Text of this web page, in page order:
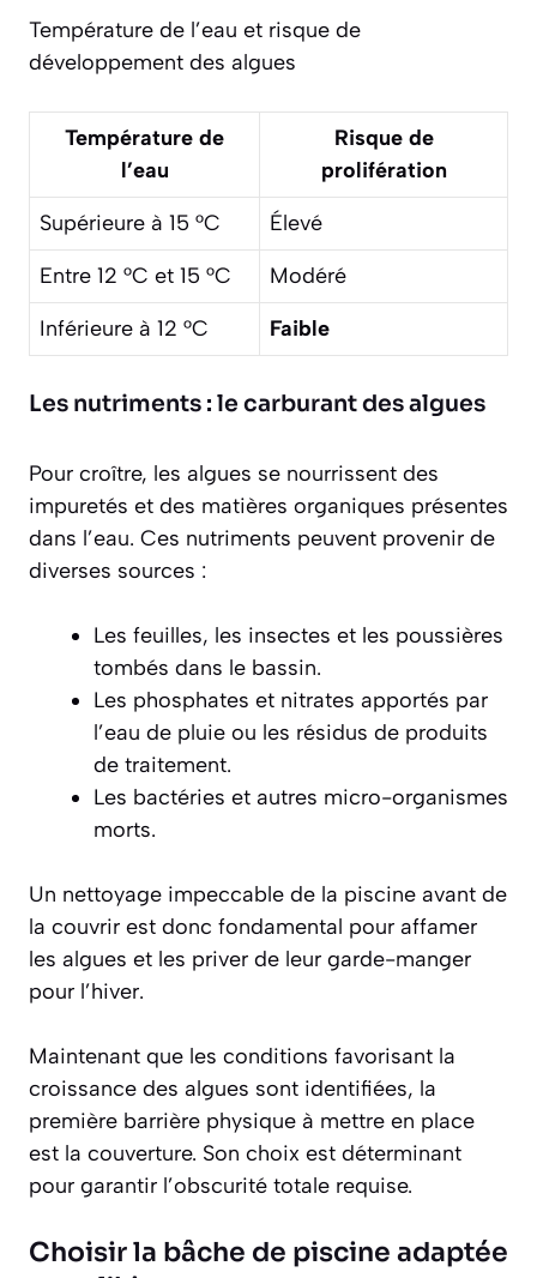
Température de l’eau et risque de
développement des algues
Température de
l’eau
Risque de
prolifération
Supérieure à 15 °C
Élevé
Entre 12 °C et 15 °C
Modéré
Inférieure à 12 °C
Faible
Les nutriments : le carburant des algues
Pour croître, les algues se nourrissent des
impuretés et des matières organiques présentes
dans l’eau. Ces nutriments peuvent provenir de
diverses sources :
Les feuilles, les insectes et les poussières
tombés dans le bassin.
Les phosphates et nitrates apportés par
l’eau de pluie ou les résidus de produits
de traitement.
Les bactéries et autres micro-organismes
morts.
Un nettoyage impeccable de la piscine avant de
la couvrir est donc fondamental pour affamer
les algues et les priver de leur garde-manger
pour l’hiver.
Maintenant que les conditions favorisant la
croissance des algues sont identifiées, la
première barrière physique à mettre en place
est la couverture. Son choix est déterminant
pour garantir l’obscurité totale requise.
Choisir la bâche de piscine adaptée